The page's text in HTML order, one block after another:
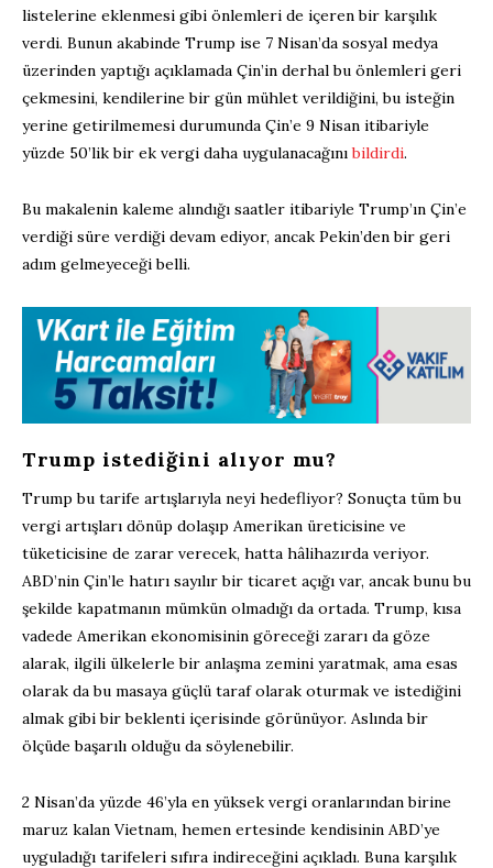
listelerine eklenmesi gibi önlemleri de içeren bir karşılık
verdi. Bunun akabinde Trump ise 7 Nisan’da sosyal medya
üzerinden yaptığı açıklamada Çin’in derhal bu önlemleri geri
çekmesini, kendilerine bir gün mühlet verildiğini, bu isteğin
yerine getirilmemesi durumunda Çin’e 9 Nisan itibariyle
yüzde 50’lik bir ek vergi daha uygulanacağınıbildirdi.
Bu makalenin kaleme alındığı saatler itibariyle Trump’ın Çin’e
verdiği süre verdiği devam ediyor, ancak Pekin’den bir geri
adım gelmeyeceği belli.
Trump istediğini alıyor mu?
Trump bu tarife artışlarıyla neyi hedefliyor? Sonuçta tüm bu
vergi artışları dönüp dolaşıp Amerikan üreticisine ve
tüketicisine de zarar verecek, hatta hâlihazırda veriyor.
ABD’nin Çin’le hatırı sayılır bir ticaret açığı var, ancak bunu bu
şekilde kapatmanın mümkün olmadığı da ortada. Trump, kısa
vadede Amerikan ekonomisinin göreceği zararı da göze
alarak, ilgili ülkelerle bir anlaşma zemini yaratmak, ama esas
olarak da bu masaya güçlü taraf olarak oturmak ve istediğini
almak gibi bir beklenti içerisinde görünüyor. Aslında bir
ölçüde başarılı olduğu da söylenebilir.
2 Nisan’da yüzde 46’yla en yüksek vergi oranlarından birine
maruz kalan Vietnam, hemen ertesinde kendisinin ABD’ye
uyguladığı tarifeleri sıfıra indireceğini açıkladı. Buna karşılık